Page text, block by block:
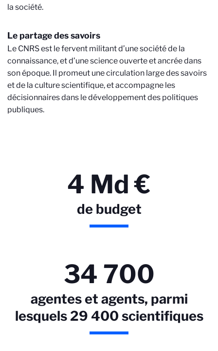
la société.
Le partage des savoirs
Le CNRS est le fervent militant d’une société de la
connaissance, et d’une science ouverte et ancrée dans
son époque. Il promeut une circulation large des savoirs
et de la culture scientifique, et accompagne les
décisionnaires dans le développement des politiques
publiques.
4 Md €
de budget
34 700
agentes et agents, parmi
lesquels 29 400 scientifiques